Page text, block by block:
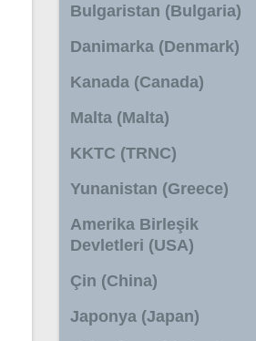
Bulgaristan (Bulgaria)
Danimarka (Denmark)
Kanada (Canada)
Malta (Malta)
KKTC (TRNC)
Yunanistan (Greece)
Amerika Birleşik
Devletleri (USA)
Çin (China)
Japonya (Japan)